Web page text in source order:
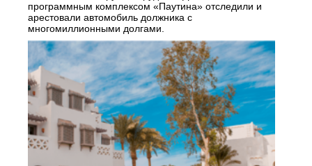
программным комплексом «Паутина» отследили и
арестовали автомобиль должника с
многомиллионными долгами.